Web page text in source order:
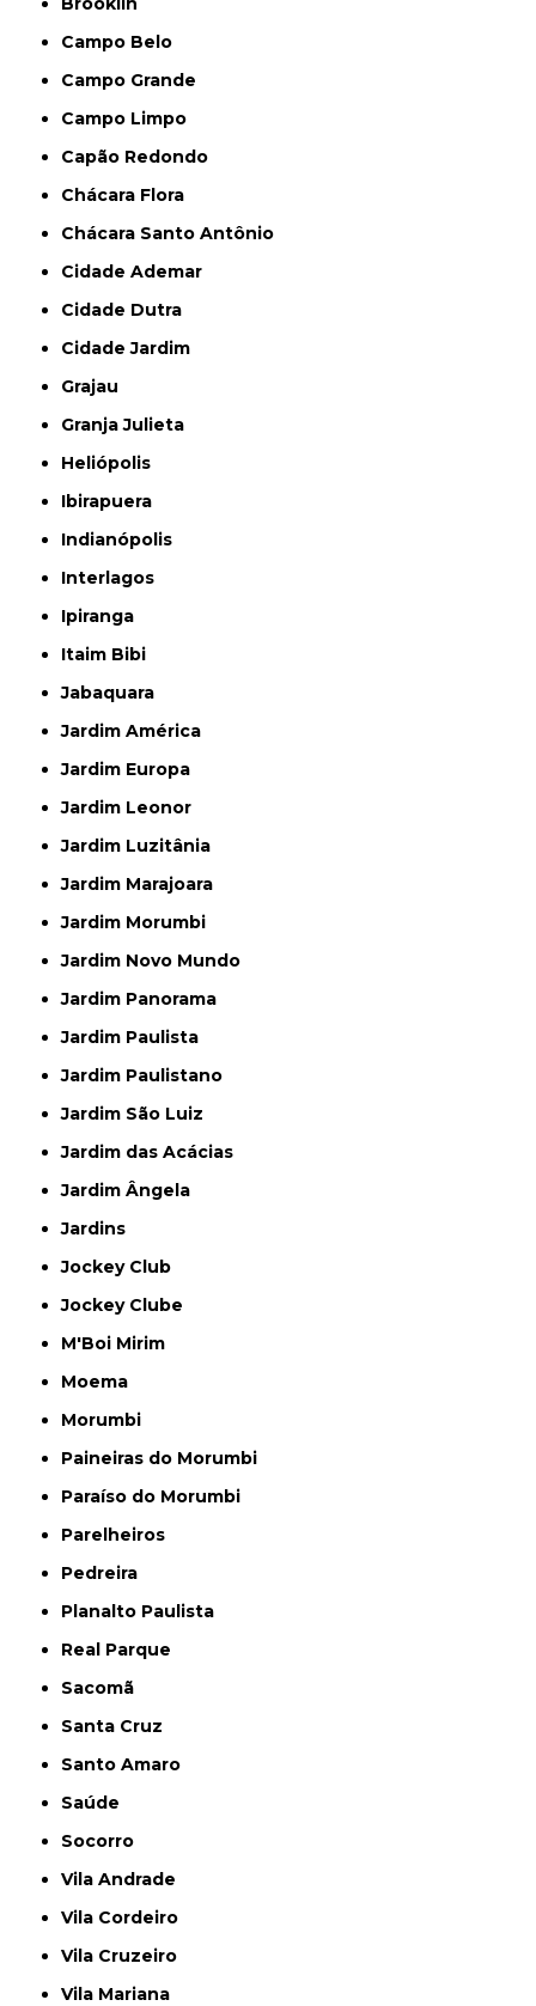
Campo Belo
Campo Grande
Campo Limpo
Capão Redondo
Chácara Flora
Chácara Santo Antônio
Cidade Ademar
Cidade Dutra
Cidade Jardim
Grajau
Granja Julieta
Heliópolis
Ibirapuera
Indianópolis
Interlagos
Ipiranga
Itaim Bibi
Jabaquara
Jardim América
Jardim Europa
Jardim Leonor
Jardim Luzitânia
Jardim Marajoara
Jardim Morumbi
Jardim Novo Mundo
Jardim Panorama
Jardim Paulista
Jardim Paulistano
Jardim São Luiz
Jardim das Acácias
Jardim Ângela
Jardins
Jockey Club
Jockey Clube
M'Boi Mirim
Moema
Morumbi
Paineiras do Morumbi
Paraíso do Morumbi
Parelheiros
Pedreira
Planalto Paulista
Real Parque
Sacomã
Santa Cruz
Santo Amaro
Saúde
Socorro
Vila Andrade
Vila Cordeiro
Vila Cruzeiro
Vila Mariana